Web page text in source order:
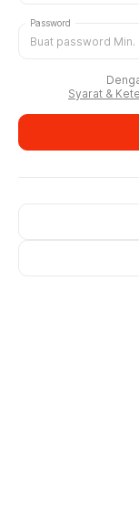
Password
Syarat &